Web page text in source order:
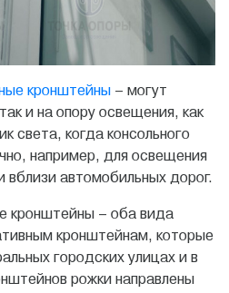
кронштейны – могут
и на опору освещения, как
света, когда консольного
например, для освещения
автомобильных дорог.
кронштейны – оба вида
кронштейнам, которые
городских улицах и в
рожки направлены